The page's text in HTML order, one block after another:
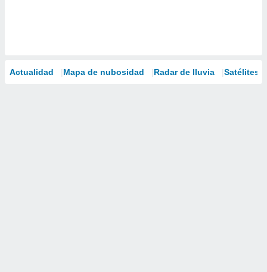
Actualidad Mapa de nubosidad Radar de lluvia Satélites